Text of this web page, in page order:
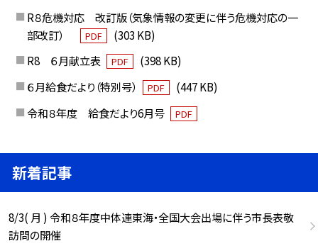
R８危機対応 改訂版（気象情報の変更に伴う危機対応の一
部改訂）
PDF
(303 KB)
R8 ６月献立表
PDF
(398 KB)
６月給食だより（特別号）
PDF
(447 KB)
令和８年度 給食だより6月号
PDF
新着記事
8/3( 月 ) 令和８年度中体連東海・全国大会出場に伴う市長表敬
訪問の開催